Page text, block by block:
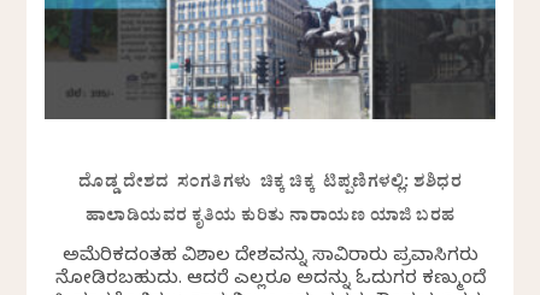
ದೊಡ್ಡ ದೇಶದ ಸಂಗತಿಗಳು ಚಿಕ್ಕ ಚಿಕ್ಕ ಟಿಪ್ಪಣಿಗಳಲ್ಲಿ: ಶಶಿಧರ
ಹಾಲಾಡಿಯವರ ಕೃತಿಯ ಕುರಿತು ನಾರಾಯಣ ಯಾಜಿ ಬರಹ
ಅಮೆರಿಕದಂತಹ ವಿಶಾಲ ದೇಶವನ್ನು ಸಾವಿರಾರು ಪ್ರವಾಸಿಗರು
ನೋಡಿರಬಹುದು. ಆದರೆ ಎಲ್ಲರೂ ಅದನ್ನು ಓದುಗರ ಕಣ್ಮುಂದೆ